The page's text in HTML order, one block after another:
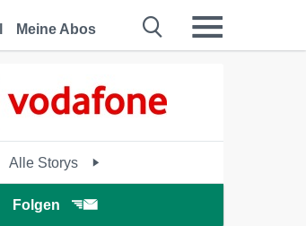
Meine Abos
Alle Storys
Folgen